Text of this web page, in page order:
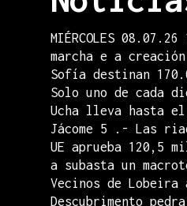
MIÉRCOLES
marcha e a
Sofía destinan
Solo uno de cada
Ucha lleva hasta
Jácome 5 .- Las
UE aprueba 120,5
a subasta un
Vecinos de
Descubrimento